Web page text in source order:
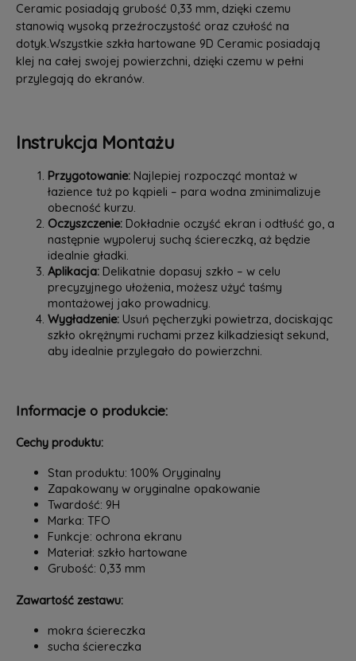
Ceramic posiadają grubość 0,33 mm, dzięki czemu
stanowią wysoką przeźroczystość oraz czułość na
dotyk.Wszystkie szkła hartowane 9D Ceramic posiadają
klej na całej swojej powierzchni, dzięki czemu w pełni
przylegają do ekranów.
Instrukcja Montażu
Przygotowanie:Najlepiej rozpocząć montaż w
łazience tuż po kąpieli – para wodna zminimalizuje
obecność kurzu.
Oczyszczenie:Dokładnie oczyść ekran i odtłuść go, a
następnie wypoleruj suchą ściereczką, aż będzie
idealnie gładki.
Aplikacja:Delikatnie dopasuj szkło – w celu
precyzyjnego ułożenia, możesz użyć taśmy
montażowej jako prowadnicy.
Wygładzenie:Usuń pęcherzyki powietrza, dociskając
szkło okrężnymi ruchami przez kilkadziesiąt sekund,
aby idealnie przylegało do powierzchni.
Informacje o produkcie:
Cechy produktu:
Stan produktu: 100% Oryginalny
Zapakowany w oryginalne opakowanie
Twardość: 9H
Marka: TFO
Funkcje: ochrona ekranu
Materiał: szkło hartowane
Grubość: 0,33 mm
Zawartość zestawu:
mokra ściereczka
sucha ściereczka